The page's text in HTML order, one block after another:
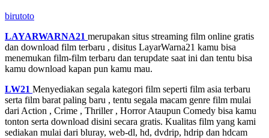
birutoto
LAYARWARNA21 merupakan situs streaming film online gratis
dan download film terbaru , disitus LayarWarna21 kamu bisa
menemukan film-film terbaru dan terupdate saat ini dan tentu bisa
kamu download kapan pun kamu mau.
LW21 Menyediakan segala kategori film seperti film asia terbaru
serta film barat paling baru , tentu segala macam genre film mulai
dari Action , Crime , Thriller , Horror Ataupun Comedy bisa kamu
tonton serta download disini secara gratis. Kualitas film yang kami
sediakan mulai dari bluray, web-dl, hd, dvdrip, hdrip dan hdcam